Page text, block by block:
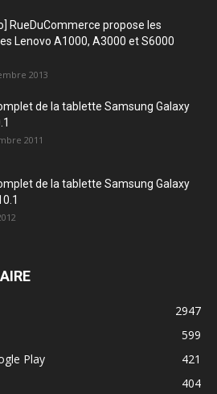
RueDuCommerce propose les
Lenovo A1000, A3000 et S6000
2013
de la tablette Samsung Galaxy
2011
de la tablette Samsung Galaxy
2947
599
Play
421
404